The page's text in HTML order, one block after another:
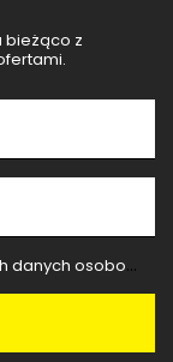
bieżąco z
handlową (marketing). Więcej w